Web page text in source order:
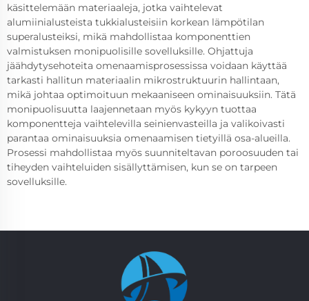
käsittelemään materiaaleja, jotka vaihtelevat
alumiinialusteista tukkialusteisiin korkean lämpötilan
superalusteiksi, mikä mahdollistaa komponenttien
valmistuksen monipuolisille sovelluksille. Ohjattuja
jäähdytysehoteita omenaamisprosessissa voidaan käyttää
tarkasti hallitun materiaalin mikrostruktuurin hallintaan,
mikä johtaa optimoituun mekaaniseen ominaisuuksiin. Tätä
monipuolisuutta laajennetaan myös kykyyn tuottaa
komponentteja vaihtelevilla seinienvasteilla ja valikoivasti
parantaa ominaisuuksia omenaamisen tietyillä osa-alueilla.
Prosessi mahdollistaa myös suunniteltavan poroosuuden tai
tiheyden vaihteluiden sisällyttämisen, kun se on tarpeen
sovelluksille.